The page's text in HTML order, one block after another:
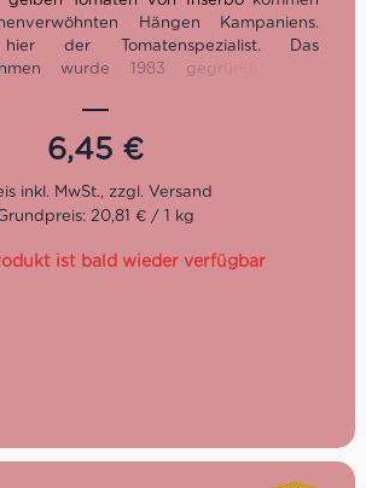
Hängen Kampaniens.
der Tomatenspezialist. Das
wurde 1983 gegründet und
Sugi nach originaler Rezeptur und
Die gelben Tomaten gelten
ihres gleichen und stammen aus den
Sarnese Nocerino, Monti Lattari als
des Vesuvs.
6,45 €
20,81 € / 1 kg
ist bald wieder verfügbar